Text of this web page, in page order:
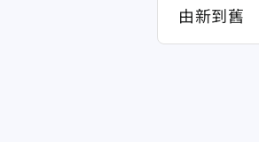
由新到舊